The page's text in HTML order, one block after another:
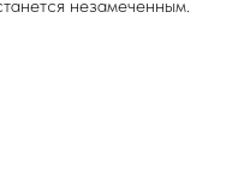
незамеченным.